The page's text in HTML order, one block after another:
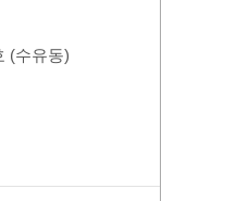
(수유동)